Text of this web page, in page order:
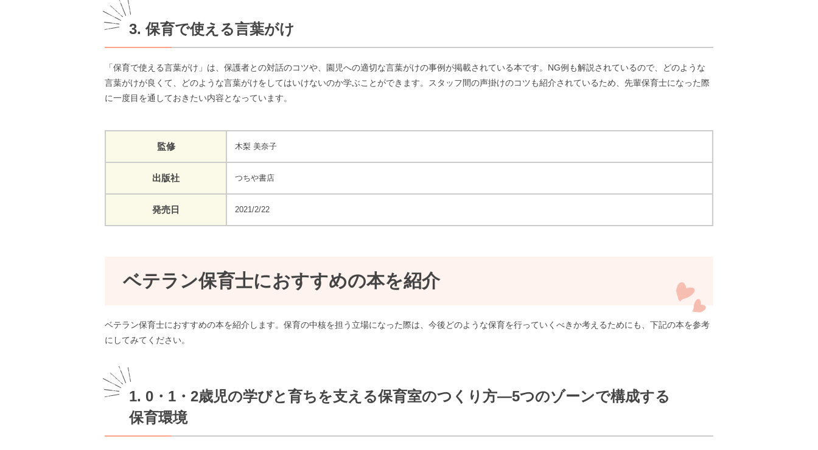
3. 保育で使える言葉がけ
「保育で使える言葉がけ」は、保護者との対話のコツや、園児への適切な言葉がけの事例が掲載されている本です。NG例も解説されているので、どのような
言葉がけが良くて、どのような言葉がけをしてはいけないのか学ぶことができます。スタッフ間の声掛けのコツも紹介されているため、先輩保育士になった際
に一度目を通しておきたい内容となっています。
監修 木梨 美奈子
出版社 つちや書店
発売日 2021/2/22
ベテラン保育士におすすめの本を紹介
ベテラン保育士におすすめの本を紹介します。保育の中核を担う立場になった際は、今後どのような保育を行っていくべきか考えるためにも、下記の本を参考
にしてみてください。
1. 0・1・2歳児の学びと育ちを支える保育室のつくり方―5つのゾーンで構成する
保育環境